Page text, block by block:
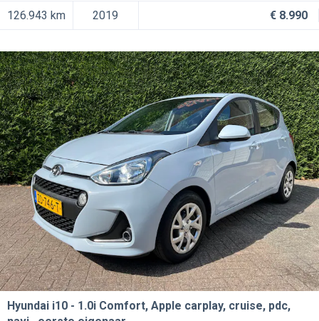
126.943 km 2019 € 8.990
Hyundai i10
1.0i Comfort, Apple carplay, cruise, pdc,